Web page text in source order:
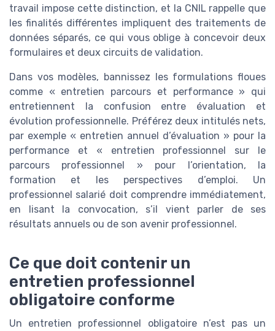
travail impose cette distinction, et la CNIL rappelle que
les finalités différentes impliquent des traitements de
données séparés, ce qui vous oblige à concevoir deux
formulaires et deux circuits de validation.
Dans vos modèles, bannissez les formulations floues
comme « entretien parcours et performance » qui
entretiennent la confusion entre évaluation et
évolution professionnelle. Préférez deux intitulés nets,
par exemple « entretien annuel d’évaluation » pour la
performance et « entretien professionnel sur le
parcours professionnel » pour l’orientation, la
formation et les perspectives d’emploi. Un
professionnel salarié doit comprendre immédiatement,
en lisant la convocation, s’il vient parler de ses
résultats annuels ou de son avenir professionnel.
Ce que doit contenir un
entretien professionnel
obligatoire conforme
Un entretien professionnel obligatoire n’est pas un